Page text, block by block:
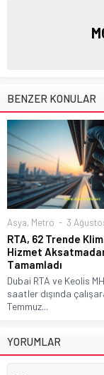
BENZER KONULAR
Asya, Metro 3
RTA, 62 Trende
Hizmet
Tamamladı
Dubai RTA ve Keolis
saatler dışında
Temmuz...
YORUMLAR